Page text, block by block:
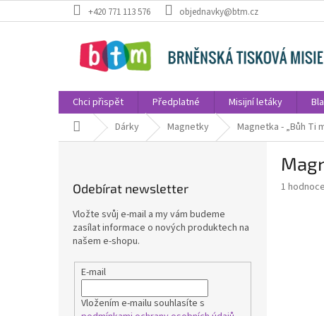
na
+420 771 113 576 objednavky@btm.cz
Chci přispět Předplatné Misijní letáky
Domů Dárky Magnetky Magnetka - „Bůh Ti
Odebírat newsletter
Vložte svůj e-mail a my vám budeme
zasílat informace o nových produktech na
našem e-shopu.
E-mail
Vložením e-mailu souhlasíte s
Průměrné
1